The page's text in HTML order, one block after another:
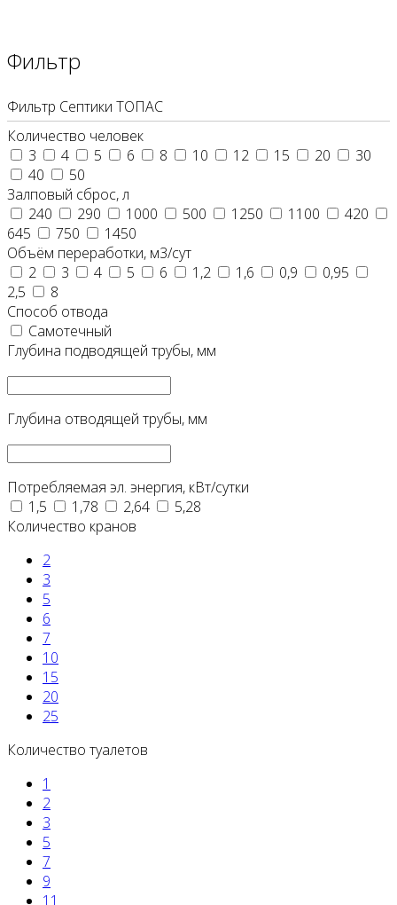
Фильтр
Фильтр Септики ТОПАС
Количество человек
3
4 5 6 8 10 12 15 20
30
40
50
Залповый сброс, л
240
290 1000 500 1250 1100
420
645
750
1450
Объём переработки, м3/сут
2
3 4 5 6 1,2 1,6 0,9
0,95
2,5
8
Способ отвода
Самотечный
Глубина подводящей трубы, мм
Глубина отводящей трубы, мм
Потребляемая эл. энергия, кВт/сутки
1,5
1,78 2,64
5,28
Количество кранов
2
3
5
6
7
10
15
20
25
Количество туалетов
1
2
3
5
7
9
11